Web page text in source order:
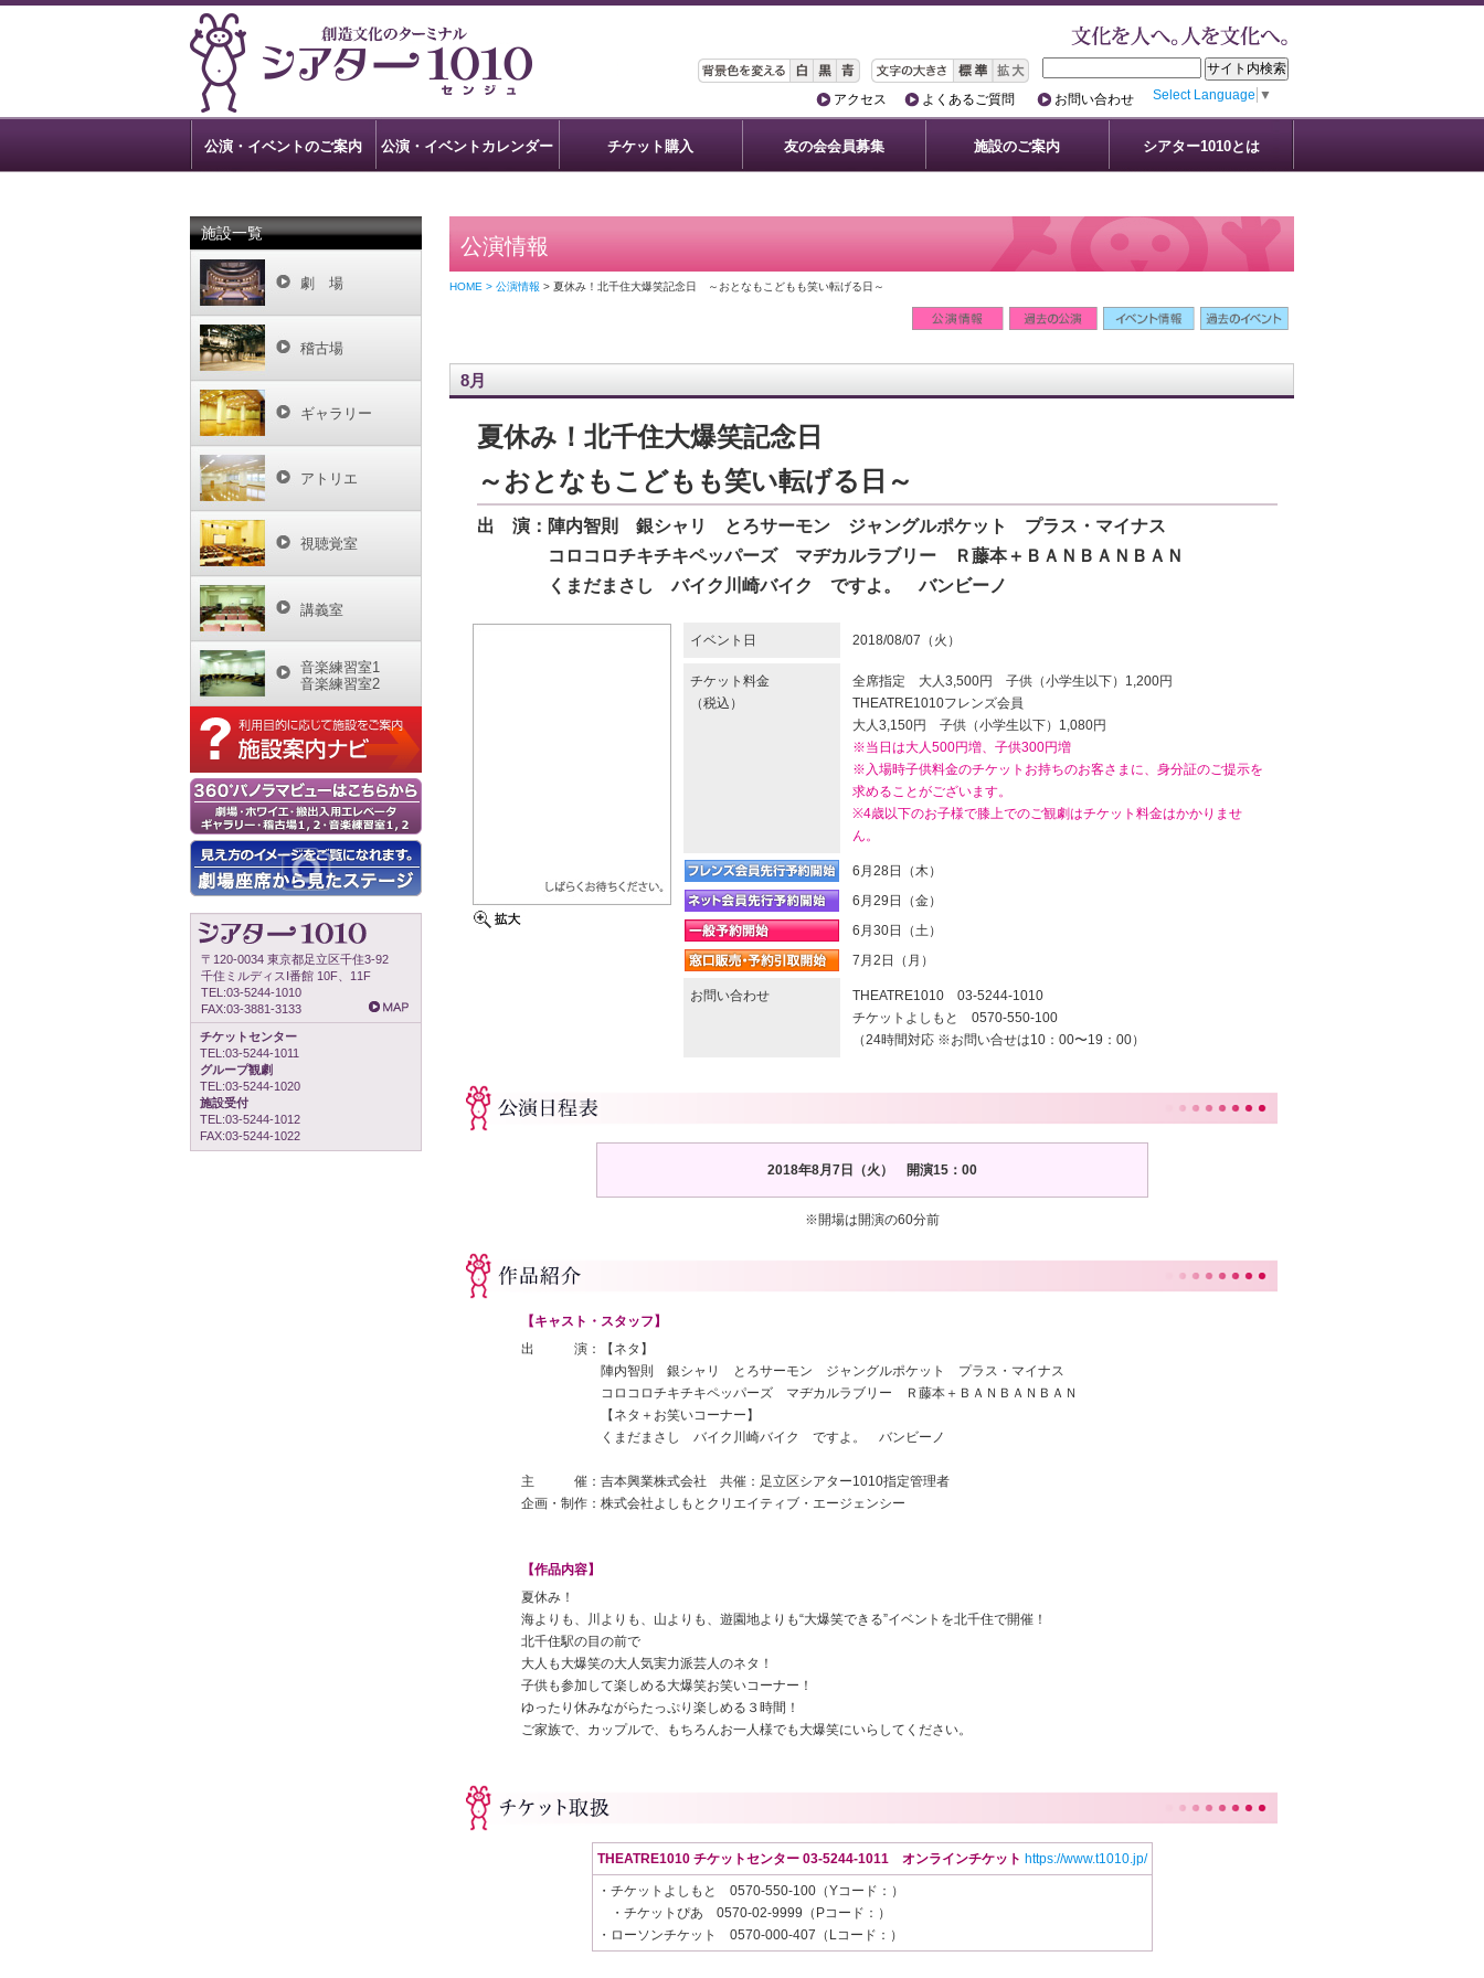
アクセス よくあるご質問 お問い合わせ Select Language ▼
公演・イベントのご案内 公演・イベントカレンダー チケット購入 友の会会員募集 施設のご案内 シアター1010とは
施設一覧
劇 場
稽古場
ギャラリー
アトリエ
視聴覚室
講義室
音楽練習室1
音楽練習室2
〒120-0034 東京都足立区千住3-92
千住ミルディスⅠ番館 10F、11F
TEL:03-5244-1010
FAX:03-3881-3133
チケットセンター
TEL:03-5244-1011
グループ観劇
TEL:03-5244-1020
施設受付
TEL:03-5244-1012
FAX:03-5244-1022
公演情報
HOME > 公演情報 > 夏休み！北千住大爆笑記念日 ～おとなもこどもも笑い転げる日～
8月
夏休み！北千住大爆笑記念日
～おとなもこどもも笑い転げる日～
出 演：陣内智則 銀シャリ とろサーモン ジャングルポケット プラス・マイナス
コロコロチキチキペッパーズ マヂカルラブリー Ｒ藤本＋ＢＡＮＢＡＮＢＡＮ
くまだまさし バイク川崎バイク ですよ。 バンビーノ
イベント日 2018/08/07（火）
チケット料金
（税込）
全席指定 大人3,500円 子供（小学生以下）1,200円
THEATRE1010フレンズ会員
大人3,150円 子供（小学生以下）1,080円
※当日は大人500円増、子供300円増
※入場時子供料金のチケットお持ちのお客さまに、身分証のご提示を
求めることがございます。
※4歳以下のお子様で膝上でのご観劇はチケット料金はかかりませ
ん。
6月28日（木）
6月29日（金）
6月30日（土）
7月2日（月）
お問い合わせ
THEATRE1010 03-5244-1010
チケットよしもと 0570-550-100
（24時間対応 ※お問い合せは10：00〜19：00）
2018年8月7日（火） 開演15：00
※開場は開演の60分前
【キャスト・スタッフ】
出 演：【ネタ】
陣内智則 銀シャリ とろサーモン ジャングルポケット プラス・マイナス
コロコロチキチキペッパーズ マヂカルラブリー Ｒ藤本＋ＢＡＮＢＡＮＢＡＮ
【ネタ＋お笑いコーナー】
くまだまさし バイク川崎バイク ですよ。 バンビーノ
主 催：吉本興業株式会社 共催：足立区シアター1010指定管理者
企画・制作：株式会社よしもとクリエイティブ・エージェンシー
【作品内容】
夏休み！
海よりも、川よりも、山よりも、遊園地よりも“大爆笑できる”イベントを北千住で開催！
北千住駅の目の前で
大人も大爆笑の大人気実力派芸人のネタ！
子供も参加して楽しめる大爆笑お笑いコーナー！
ゆったり休みながらたっぷり楽しめる３時間！
ご家族で、カップルで、もちろんお一人様でも大爆笑にいらしてください。
THEATRE1010 チケットセンター 03-5244-1011 オンラインチケット https://www.t1010.jp/
・チケットよしもと 0570-550-100（Yコード：）
・チケットぴあ 0570-02-9999（Pコード：）
・ローソンチケット 0570-000-407（Lコード：）